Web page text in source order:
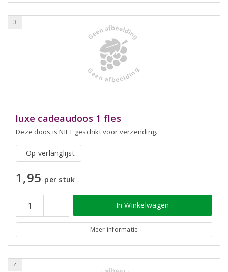
3
luxe cadeaudoos 1 fles
Deze doos is NIET geschikt voor verzending.
Op verlanglijst
1,95 per stuk
In Winkelwagen
Meer informatie
4